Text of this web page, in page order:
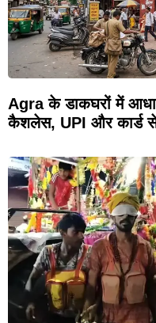
Agra के डाकघरों में
कैशलेस, UPI और कार्ड